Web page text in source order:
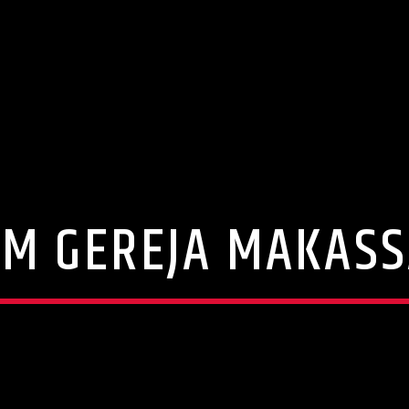
GEREJA